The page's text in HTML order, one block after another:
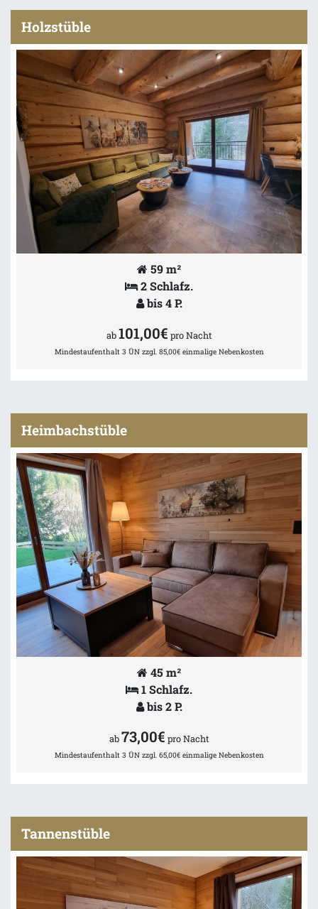
Holzstüble
59 m²
2 Schlafz.
bis 4 P.
ab101,00€ pro Nacht
Mindestaufenthalt 3 ÜN zzgl. 85,00€ einmalige Nebenkosten
Heimbachstüble
45 m²
1 Schlafz.
bis 2 P.
ab73,00€ pro Nacht
Mindestaufenthalt 3 ÜN zzgl. 65,00€ einmalige Nebenkosten
Tannenstüble